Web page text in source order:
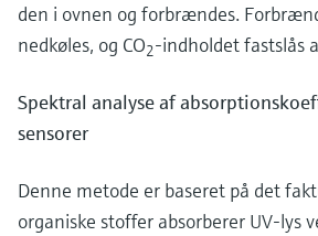
den i ovnen og forbrændes.
nedkøles, og CO2-indholdet fastslås
Spektral analyse af
sensorer
Denne metode er baseret på det
organiske stoffer absorberer UV-lys